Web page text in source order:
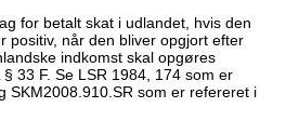
for betalt skat i udlandet, hvis den
positiv, når den bliver opgjort efter
indkomst skal opgøres
33 F. Se LSR 1984, 174 som er
SKM2008.910.SR som er refereret i